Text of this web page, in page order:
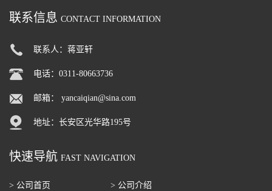
联系信息 CONTACT INFORMATION
联系人：蒋亚轩
电话：0311-80663736
邮箱： yancaiqian@sina.com
地址：长安区光华路195号
快速导航 FAST NAVIGATION
> 公司首页 > 公司介绍